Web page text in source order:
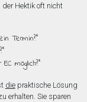
der Hektik oft nicht
Termin?”
möglich?”
diepraktische Lösung
erhalten. Sie sparen